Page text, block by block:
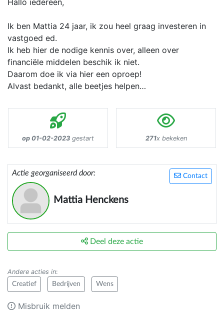
Hallo iedereen,
Ik ben Mattia 24 jaar, ik zou heel graag investeren in
vastgoed ed.
Ik heb hier de nodige kennis over, alleen over
financiële middelen beschik ik niet.
Daarom doe ik via hier een oproep!
Alvast bedankt, alle beetjes helpen…
op 01-02-2023 gestart 271x bekeken
Contact
Actie georganiseerd door:
Mattia Henckens
Deel deze actie
Andere acties in:
Creatief Bedrijven Wens
Misbruik melden